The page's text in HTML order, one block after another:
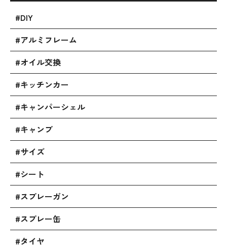
#DIY
#アルミフレーム
#オイル交換
#キッチンカー
#キャンパーシェル
#キャンプ
#サイズ
#シート
#スプレーガン
#スプレー缶
#タイヤ